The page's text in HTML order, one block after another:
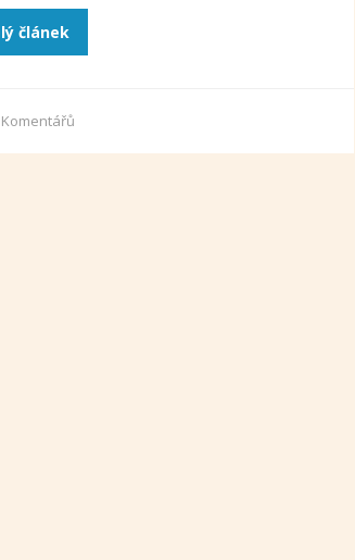
článek
Komentářů